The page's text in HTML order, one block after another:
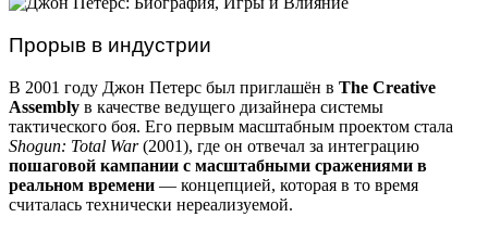
Прорыв в индустрии
В 2001 году Джон Петерс был приглашён в The Creative
Assembly в качестве ведущего дизайнера системы
тактического боя. Его первым масштабным проектом стала
Shogun: Total War(2001), где он отвечал за интеграцию
пошаговой кампании с масштабными сражениями в
реальном времени — концепцией, которая в то время
считалась технически нереализуемой.